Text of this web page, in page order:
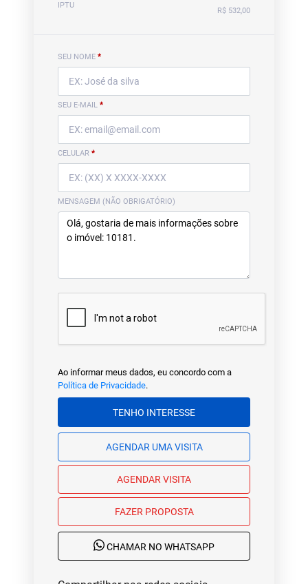
IPTU
R$ 532,00
SEU NOME *
SEU E-MAIL *
CELULAR *
MENSAGEM (NÃO OBRIGATÓRIO)
Ao informar meus dados, eu concordo com a
Política de Privacidade.
TENHO INTERESSE
AGENDAR UMA VISITA
AGENDAR VISITA
FAZER PROPOSTA
CHAMAR NO WHATSAPP